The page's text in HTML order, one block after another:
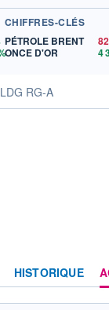
CHIFFRES-CLÉS
PÉTROLE BRENT
ONCE D'OR
RG-A
HISTORIQUE